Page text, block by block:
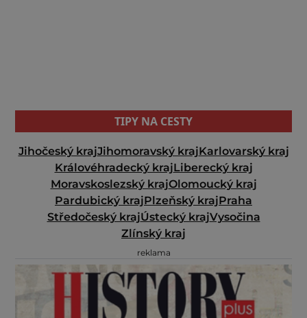
TIPY NA CESTY
Jihočeský krajJihomoravský krajKarlovarský kraj
Královéhradecký krajLiberecký kraj
Moravskoslezský krajOlomoucký kraj
Pardubický krajPlzeňský krajPraha
Středočeský krajÚstecký krajVysočina
Zlínský kraj
reklama